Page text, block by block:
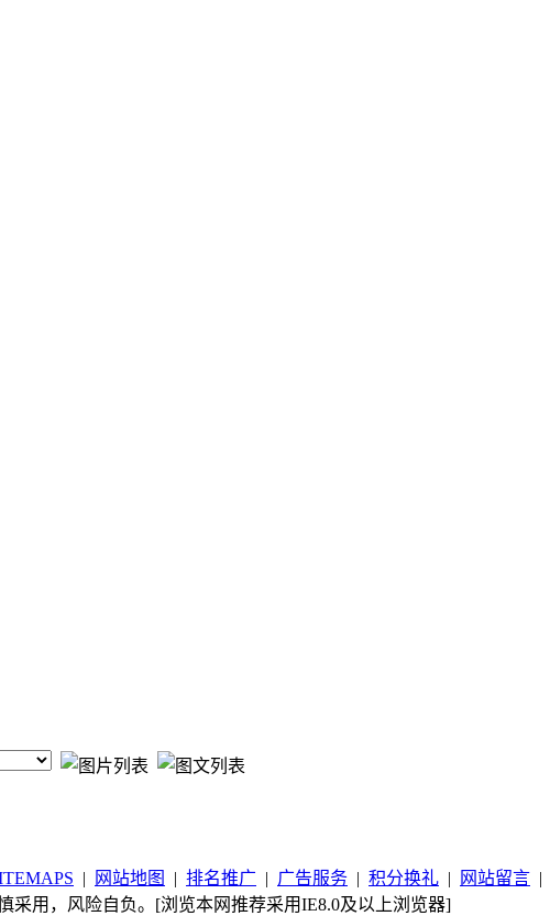
| 网站地图 | 排名推广 | 广告服务 | 积分换礼 | 网站留言 |
采用，风险自负。[浏览本网推荐采用IE8.0及以上浏览器]